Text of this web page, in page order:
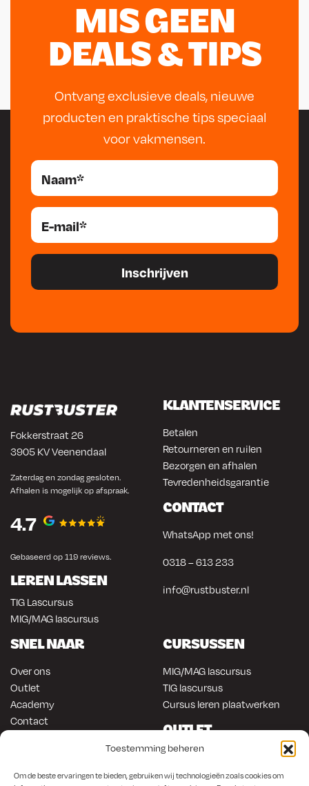
Toestemming beheren
Om de beste ervaringen te bieden, gebruiken wij technologieën zoals cookies om
MIS GEEN
DEALS & TIPS
Ontvang exclusieve deals, nieuwe
producten en praktische tips speciaal
voor vakmensen.
Fokkerstraat 26
3905 KV Veenendaal
Zaterdag en zondag gesloten.
Afhalen is mogelijk op afspraak.
4.7
Gebaseerd op 119 reviews.
LEREN LASSEN
TIG Lascursus
MIG/MAG lascursus
KLANTENSERVICE
Betalen
Retourneren en ruilen
Bezorgen en afhalen
Tevredenheidsgarantie
CONTACT
WhatsApp met ons!
0318 – 613 233
info@rustbuster.nl
SNEL NAAR
Over ons
Outlet
Academy
Contact
ONLINE KOPEN
Lasapparatuur
CURSUSSEN
MIG/MAG lascursus
TIG lascursus
Cursus leren plaatwerken
OUTLET
Gereedschap
Om en in de auto werken